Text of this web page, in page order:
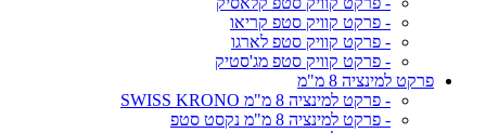
- פרקט קוויק סטפ קריאו
- פרקט קוויק סטפ לארגו
- פרקט קוויק סטפ מג'סטיק
פרקט למינציה 8 מ"מ
- פרקט למינציה 8 מ"מ SWISS KRONO
- פרקט למינציה 8 מ"מ נקסט סטפ